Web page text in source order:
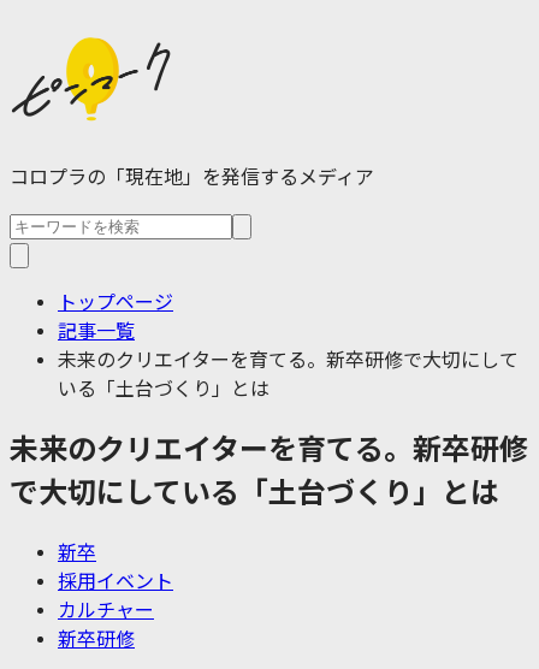
コロプラの「現在地」を発信するメディア
トップページ
記事一覧
未来のクリエイターを育てる。新卒研修で大切にして
いる「土台づくり」とは
未来のクリエイターを育てる。新卒研修
で大切にしている「土台づくり」とは
新卒
採用イベント
カルチャー
新卒研修